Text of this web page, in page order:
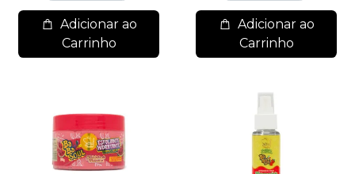
Adicionar ao
Carrinho
Adicionar ao
Carrinho